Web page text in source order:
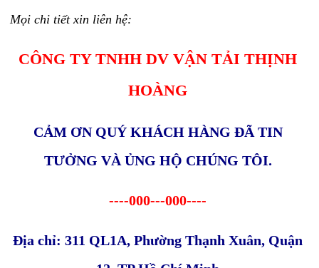
Mọi chi tiết xin liên hệ:
CÔNG TY TNHH DV VẬN TẢI THỊNH
HOÀNG
CẢM ƠN QUÝ KHÁCH HÀNG ĐÃ TIN
TƯỞNG VÀ ỦNG HỘ CHÚNG TÔI.
----000---000----
Địa chỉ: 311 QL1A, Phường Thạnh Xuân, Quận